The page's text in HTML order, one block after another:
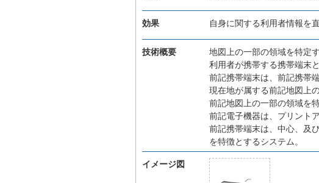
効果 自身に関する利用者情報を
技術概要
地図上の一部の領域を特定
利用者が携帯する携帯端末
前記携帯端末は、前記携帯
現在地が属する前記地図上
前記地図上の一部の領域を
前記電子機器は、プリント
前記携帯端末は、中心、及
を特徴とするシステム。
イメージ図